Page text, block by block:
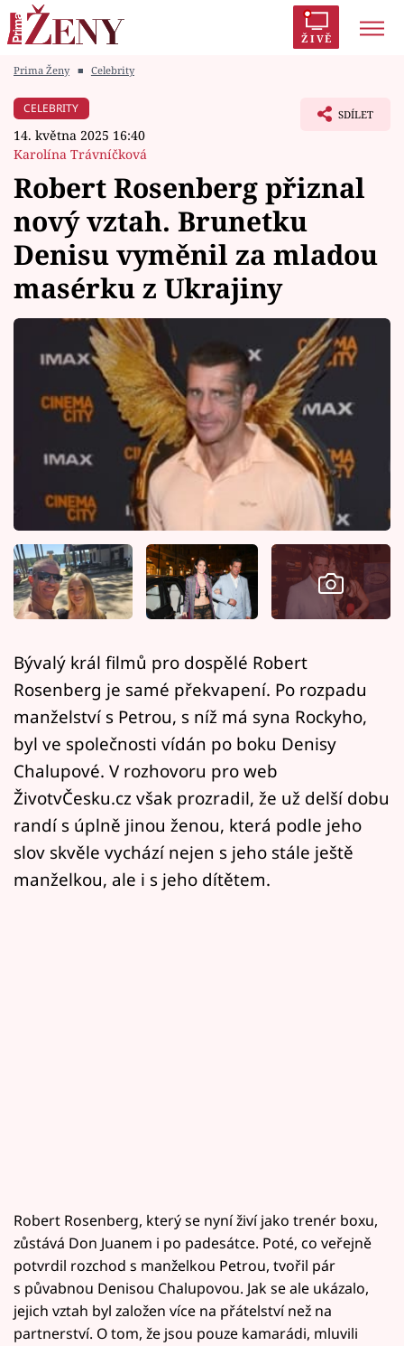
ŽIVĚ
Módní alarm
Témata
Celebrity
Vztahy
Seriály
Horoskopy
Sledujte prima+
Filmový festival Karlovy Vary
Pořady
Mámy sobě
Sledujte nás
Prima Ženy ■ Celebrity
CELEBRITY
14. května 2025 16:40
Karolína Trávníčková
SDÍLET
Robert Rosenberg přiznal
nový vztah. Brunetku
Denisu vyměnil za mladou
masérku z Ukrajiny
Bývalý král filmů pro dospělé Robert
Rosenberg je samé překvapení. Po rozpadu
manželství s Petrou, s níž má syna Rockyho,
byl ve společnosti vídán po boku Denisy
Chalupové. V rozhovoru pro web
ŽivotvČesku.cz však prozradil, že už delší dobu
randí s úplně jinou ženou, která podle jeho
slov skvěle vychází nejen s jeho stále ještě
manželkou, ale i s jeho dítětem.
Robert Rosenberg, který se nyní živí jako trenér boxu,
zůstává Don Juanem i po padesátce. Poté, co veřejně
potvrdil rozchod s manželkou Petrou, tvořil pár
s půvabnou Denisou Chalupovou. Jak se ale ukázalo,
jejich vztah byl založen více na přátelství než na
partnerství. O tom, že jsou pouze kamarádi, mluvili